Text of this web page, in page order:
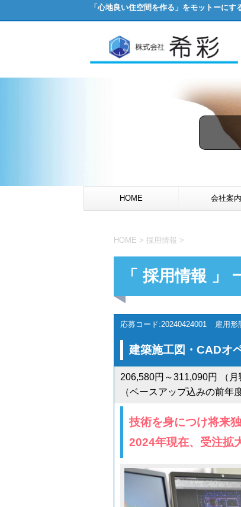
「心地良い住空間を作る」をモットーにす
HOME 会社案内
HOME > 採用情報 >
「 採用情報 」
応募コード:20240424001 雇用形
建築施工図・CADオ
206,580円～311,090円 （
（ベースアップ込みの前
技術を身につけ将来
2024年現在、受注拡